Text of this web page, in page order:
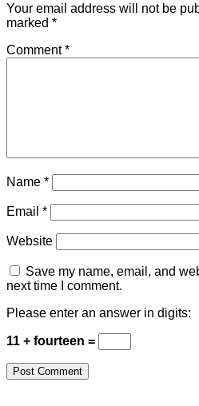
Your email address will not be
marked *
Comment*
Name *
Email *
Website
Save my name, email, and
next time I comment.
Please enter an answer in digits:
11 + fourteen =